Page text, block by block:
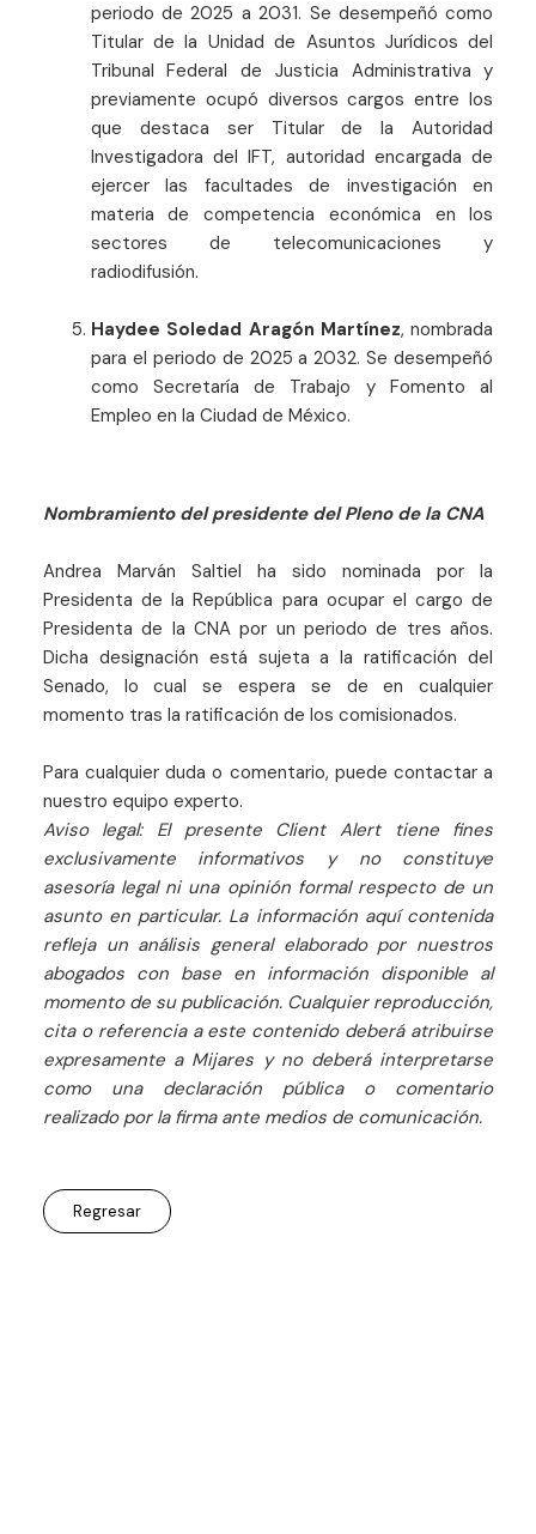
periodo de 2025 a 2031. Se desempeñó como
Titular de la Unidad de Asuntos Jurídicos del
Tribunal Federal de Justicia Administrativa y
previamente ocupó diversos cargos entre los
que destaca ser Titular de la Autoridad
Investigadora del IFT, autoridad encargada de
ejercer las facultades de investigación en
materia de competencia económica en los
sectores de telecomunicaciones y
radiodifusión.
Haydee Soledad Aragón Martínez, nombrada
para el periodo de 2025 a 2032. Se desempeñó
como Secretaría de Trabajo y Fomento al
Empleo en la Ciudad de México.
Nombramiento del presidente del Pleno de la CNA
Andrea Marván Saltiel ha sido nominada por la
Presidenta de la República para ocupar el cargo de
Presidenta de la CNA por un periodo de tres años.
Dicha designación está sujeta a la ratificación del
Senado, lo cual se espera se de en cualquier
momento tras la ratificación de los comisionados.
Para cualquier duda o comentario, puede contactar a
nuestro equipo experto.
Aviso legal: El presente Client Alert tiene fines
exclusivamente informativos y no constituye
asesoría legal ni una opinión formal respecto de un
asunto en particular. La información aquí contenida
refleja un análisis general elaborado por nuestros
abogados con base en información disponible al
momento de su publicación. Cualquier reproducción,
cita o referencia a este contenido deberá atribuirse
expresamente a Mijares y no deberá interpretarse
como una declaración pública o comentario
realizado por la firma ante medios de comunicación.
Regresar